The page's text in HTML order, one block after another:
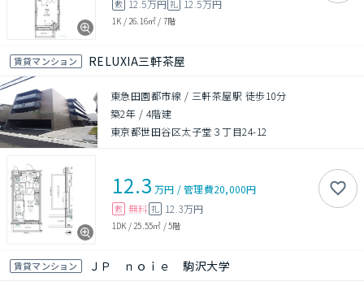
敷 12.5万円 礼 12.5万円
1K / 26.16㎡ / 7階
賃貸マンション RELUXIA三軒茶屋
東急田園都市線 / 三軒茶屋駅 徒歩10分
築2年 / 4階建
東京都世田谷区太子堂３丁目24-12
12.3 万円 /管理費20,000円
敷 無料 礼 12.3万円
1DK / 25.55㎡ /5階
賃貸マンション ＪＰ ｎｏｉｅ 駒沢大学